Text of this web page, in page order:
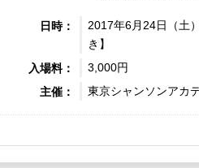
日時：
2017年6月24日（土
き】
入場料：
3,000円
主催：
東京シャンソンアカ